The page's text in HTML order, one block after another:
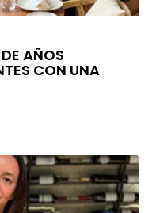
AÑOS
CON UNA